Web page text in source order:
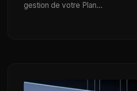
gestion de votre Plan…